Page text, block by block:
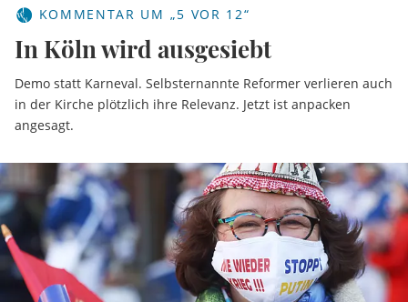
KOMMENTAR UM „5 VOR 12“
In Köln wird ausgesiebt
Demo statt Karneval. Selbsternannte Reformer verlieren auch
in der Kirche plötzlich ihre Relevanz. Jetzt ist anpacken
angesagt.